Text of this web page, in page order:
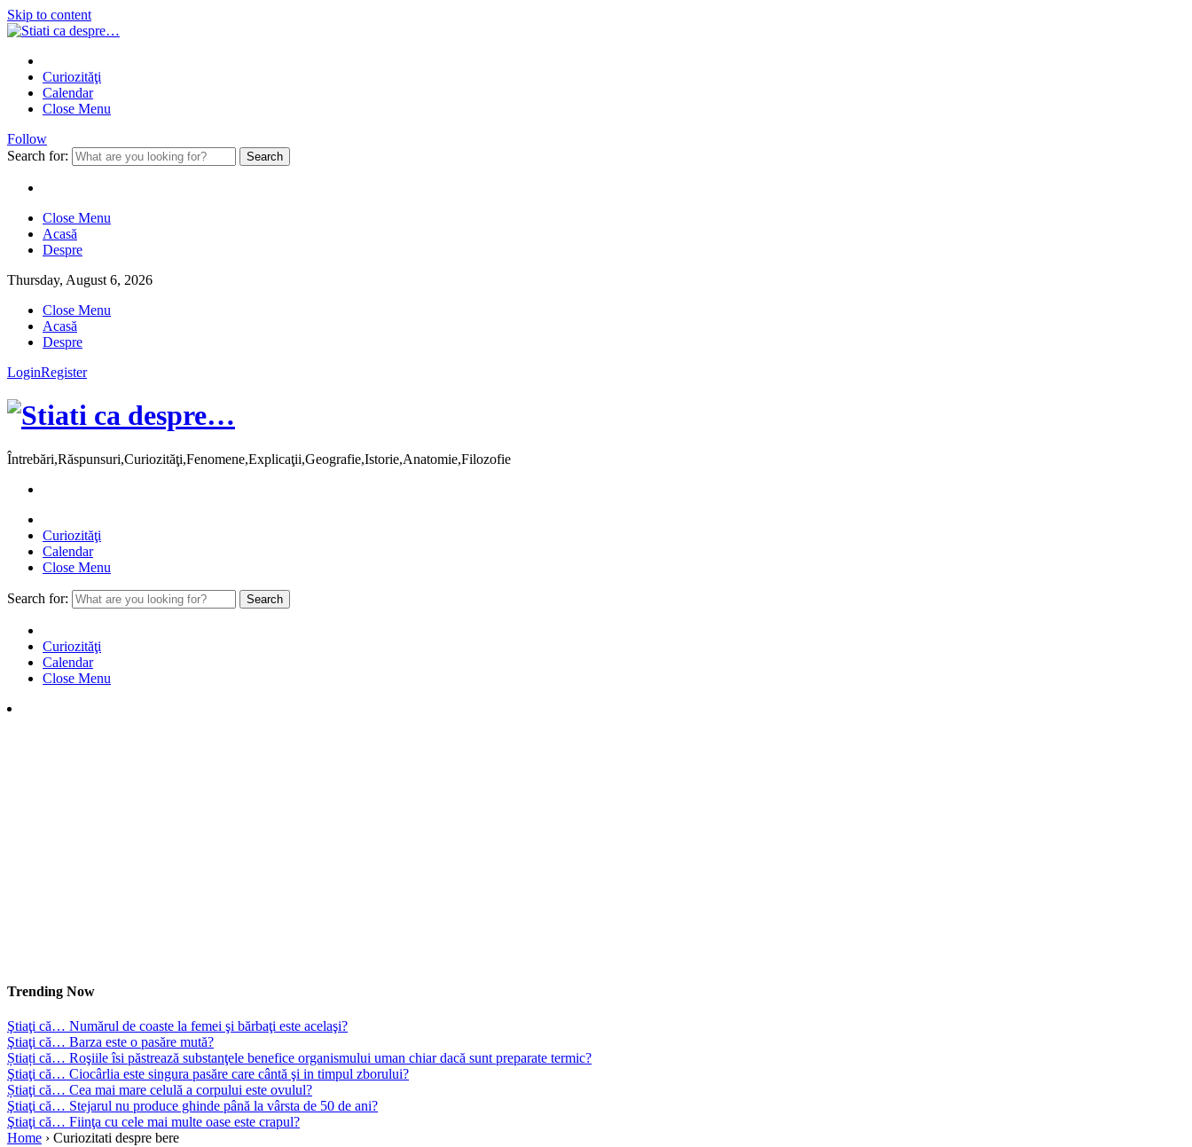
Skip to content
Curiozităţi
Calendar
Close Menu
Follow
Search for:
Close Menu
Acasă
Despre
Thursday, August 6, 2026
Close Menu
Acasă
Despre
LoginRegister
Întrebări,Răspunsuri,Curiozităţi,Fenomene,Explicaţii,Geografie,Istorie,Anatomie,Filozofie
Curiozităţi
Calendar
Close Menu
Search for:
Curiozităţi
Calendar
Close Menu
Trending Now
Ştiaţi că… Numărul de coaste la femei şi bărbaţi este acelaşi?
Ştiaţi că… Barza este o pasăre mută?
Știați că… Roşiile îsi păstrează substanţele benefice organismului uman chiar dacă sunt preparate termic?
Ştiaţi că… Ciocârlia este singura pasăre care cântă şi in timpul zborului?
Știaţi că… Cea mai mare celulă a corpului este ovulul?
Ştiaţi că… Stejarul nu produce ghinde până la vârsta de 50 de ani?
Ştiaţi că… Fiinţa cu cele mai multe oase este crapul?
Home › Curiozitati despre bere